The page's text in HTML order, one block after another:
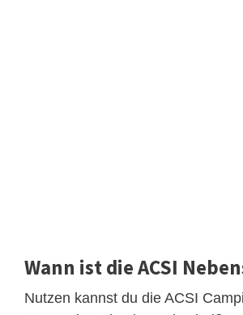
Wann ist die ACSI
Nutzen kannst du die ACSI